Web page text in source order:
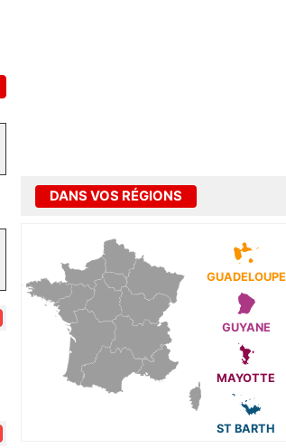
DANS VOS RÉGIONS
GUADELOUPE
GUYANE
MAYOTTE
ST BARTH